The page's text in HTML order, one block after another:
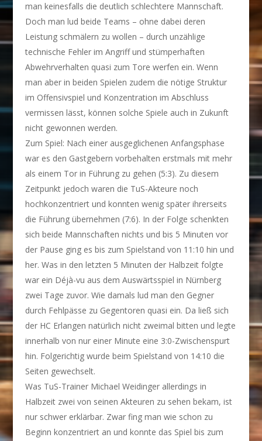
man keinesfalls die deutlich schlechtere Mannschaft.
Doch man lud beide Teams – ohne dabei deren
Leistung schmälern zu wollen – durch unzählige
technische Fehler im Angriff und stümperhaften
Abwehrverhalten quasi zum Tore werfen ein. Wenn
man aber in beiden Spielen zudem die nötige Struktur
im Offensivspiel und Konzentration im Abschluss
vermissen lässt, können solche Spiele auch in Zukunft
nicht gewonnen werden.
Zum Spiel: Nach einer ausgeglichenen Anfangsphase
war es den Gastgebern vorbehalten erstmals mit mehr
als einem Tor in Führung zu gehen (5:3). Zu diesem
Zeitpunkt jedoch waren die TuS-Akteure noch
hochkonzentriert und konnten wenig später ihrerseits
die Führung übernehmen (7:6). In der Folge schenkten
sich beide Mannschaften nichts und bis 5 Minuten vor
der Pause ging es bis zum Spielstand von 11:10 hin und
her. Was in den letzten 5 Minuten der Halbzeit folgte
war ein Déjà-vu aus dem Auswärtsspiel in Nürnberg
zwei Tage zuvor. Wie damals lud man den Gegner
durch Fehlpässe zu Gegentoren quasi ein. Da ließ sich
der HC Erlangen natürlich nicht zweimal bitten und legte
innerhalb von nur einer Minute eine 3:0-Zwischenspurt
hin. Folgerichtig wurde beim Spielstand von 14:10 die
Seiten gewechselt.
Was TuS-Trainer Michael Weidinger allerdings in
Halbzeit zwei von seinen Akteuren zu sehen bekam, ist
nur schwer erklärbar. Zwar fing man wie schon zu
Beginn konzentriert an und konnte das Spiel bis zum